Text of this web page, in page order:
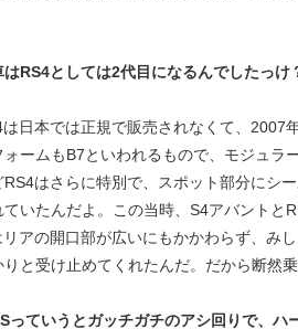
RS4としては2代目になるんでしたっけ
日本では正規で販売されなくて、2007
ームもB7といわれるもので、モジュラ
RS4はさらに特別で、スポット部分にシ
いたんだよ。この当時、S4アバントと
アの開口部が広いにもかかわらず、み
と受け止めてくれたんだ。だから断然
いうとガッチガチのアシ回りで、ハ